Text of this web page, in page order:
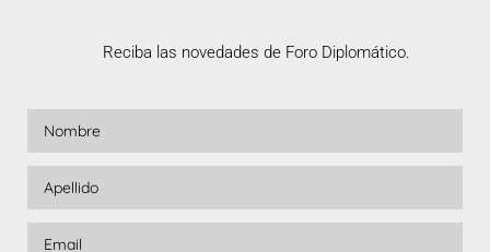
Reciba las novedades de Foro Diplomático.